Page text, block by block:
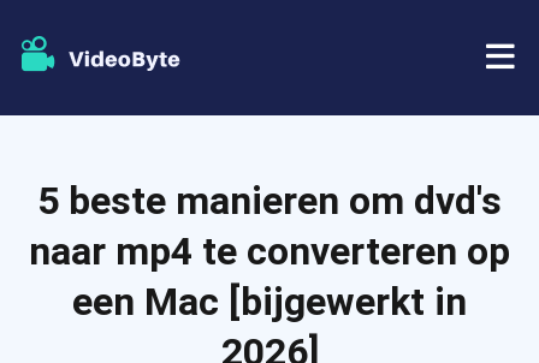
DVD-ripper
Winkel
5 beste manieren om dvd's
naar mp4 te converteren op
een Mac [bijgewerkt in
2026]